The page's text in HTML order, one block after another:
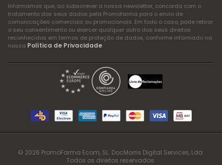
Informamos que, ao subscrever a nossa newsletter, concorda com o
tratamento dos seus dados pela Promofarma para o envio de
comunicações comerciais ou promocionais. Em todo o caso, pode retirar
o seu consentimento ou exercer qualquer outro dos seus direitos
reconhecidos em termos de proteção de dados, conforme informado na
nossa Política de Privacidade.
© 2026 PromoFarma Ecom, SL. DocMorris Digital Services, Lda.
Todos os direitos reservados.